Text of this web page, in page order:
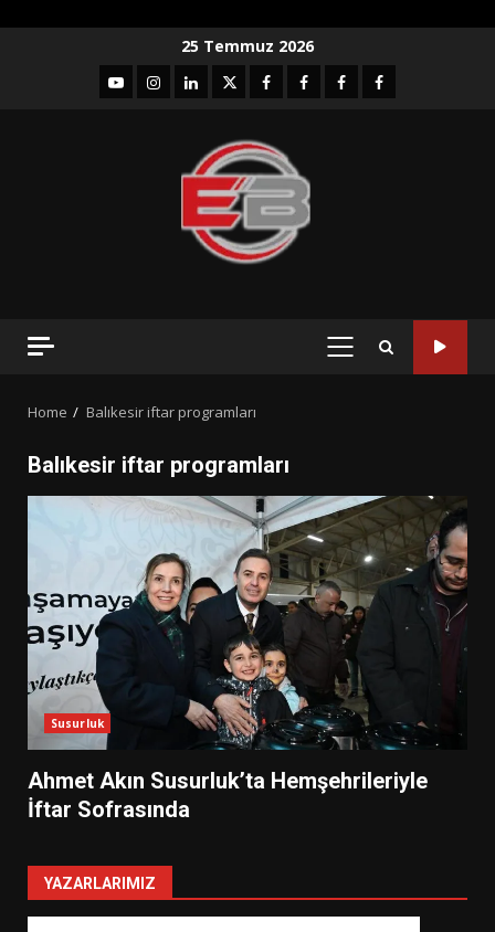
25 Temmuz 2026
YouTubeInstagram
LinkedIntwitterfacebook-Facebook-
Facebook-Facebook-
PRIMARY
Home Balıkesir iftar programları
Balıkesir iftar programları
Susurluk
Ahmet Akın Susurluk’ta Hemşehrileriyle
İftar Sofrasında
YAZARLARIMIZ